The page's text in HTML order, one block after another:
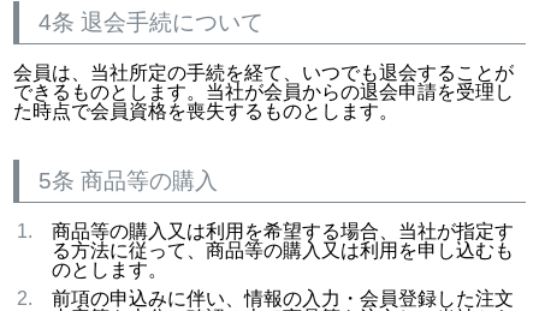
4条 退会手続について
会員は、当社所定の手続を経て、いつでも退会することが
できるものとします。当社が会員からの退会申請を受理し
た時点で会員資格を喪失するものとします。
5条 商品等の購入
商品等の購入又は利用を希望する場合、当社が指定す
る方法に従って、商品等の購入又は利用を申し込むも
のとします。
前項の申込みに伴い、情報の入力・会員登録した注文